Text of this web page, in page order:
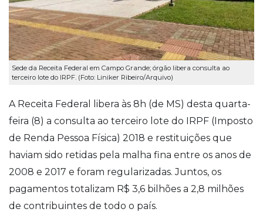
Sede da Receita Federal em Campo Grande; órgão libera consulta ao
terceiro lote do IRPF. (Foto: Liniker Ribeiro/Arquivo)
A Receita Federal libera às 8h (de MS) desta quarta-
feira (8) a consulta ao terceiro lote do IRPF (Imposto
de Renda Pessoa Física) 2018 e restituições que
haviam sido retidas pela malha fina entre os anos de
2008 e 2017 e foram regularizadas. Juntos, os
pagamentos totalizam R$ 3,6 bilhões a 2,8 milhões
de contribuintes de todo o país.